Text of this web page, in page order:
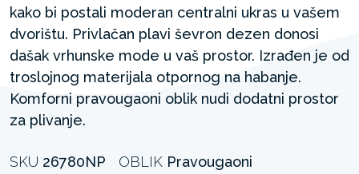
kako bi postali moderan centralni ukras u vašem
dvorištu. Privlačan plavi ševron dezen donosi
dašak vrhunske mode u vaš prostor. Izrađen je od
troslojnog materijala otpornog na habanje.
Komforni pravougaoni oblik nudi dodatni prostor
za plivanje.
SKU 26780NP OBLIK Pravougaoni